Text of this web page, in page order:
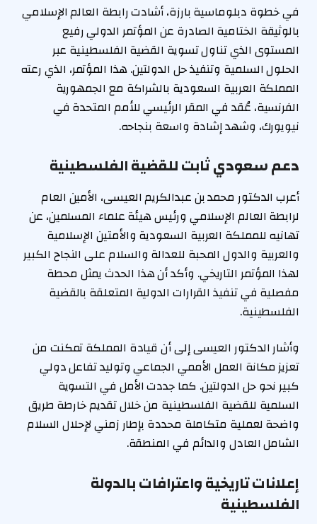
في خطوة دبلوماسية بارزة، أشادت رابطة العالم الإسلامي
بالوثيقة الختامية الصادرة عن المؤتمر الدولي رفيع
المستوى الذي تناول تسوية القضية الفلسطينية عبر
الحلول السلمية وتنفيذ حل الدولتين. هذا المؤتمر، الذي رعته
المملكة العربية السعودية بالشراكة مع الجمهورية
الفرنسية، عُقد في المقر الرئيسي للأمم المتحدة في
نيويورك، وشهد إشادة واسعة بنجاحه.
دعم سعودي ثابت للقضية الفلسطينية
أعرب الدكتور محمد بن عبدالكريم العيسى، الأمين العام
لرابطة العالم الإسلامي ورئيس هيئة علماء المسلمين، عن
تهانيه للمملكة العربية السعودية والأمتين الإسلامية
والعربية والدول المحبة للعدالة والسلام على النجاح الكبير
لهذا المؤتمر التاريخي. وأكد أن هذا الحدث يمثل محطة
مفصلية في تنفيذ القرارات الدولية المتعلقة بالقضية
الفلسطينية.
وأشار الدكتور العيسى إلى أن قيادة المملكة تمكنت من
تعزيز مكانة العمل الأممي الجماعي وتوليد تفاعل دولي
كبير نحو حل الدولتين. كما جددت الأمل في التسوية
السلمية للقضية الفلسطينية من خلال تقديم خارطة طريق
واضحة لعملية متكاملة محددة بإطار زمني لإحلال السلام
الشامل العادل والدائم في المنطقة.
إعلانات تاريخية واعترافات بالدولة
الفلسطينية